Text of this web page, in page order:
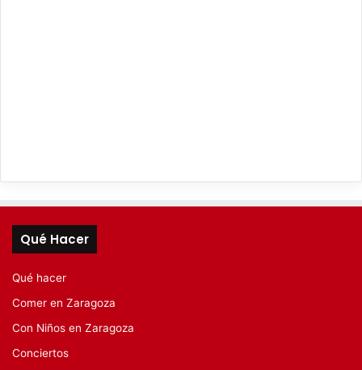
Qué Hacer
Qué hacer
Comer en Zaragoza
Con Niños en Zaragoza
Conciertos